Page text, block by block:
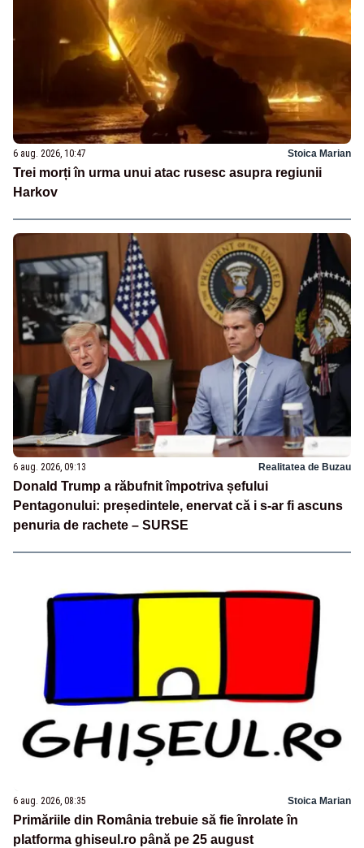
6 aug. 2026, 10:47 Stoica Marian
Trei morți în urma unui atac rusesc asupra regiunii
Harkov
6 aug. 2026, 09:13 Realitatea de Buzau
Donald Trump a răbufnit împotriva șefului
Pentagonului: președintele, enervat că i s-ar fi ascuns
penuria de rachete – SURSE
6 aug. 2026, 08:35 Stoica Marian
Primăriile din România trebuie să fie înrolate în
platforma ghiseul.ro până pe 25 august